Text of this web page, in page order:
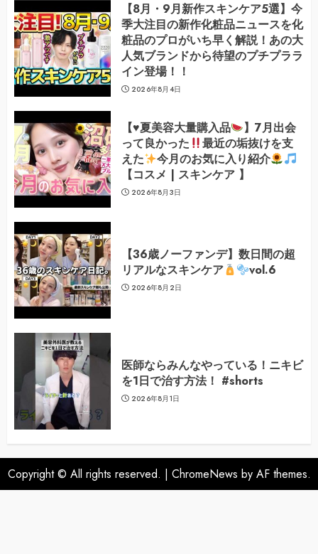
【8月・9月新作スキンケア5選】今
季大注目の新作化粧品ニュースを化
粧品のプロがいち早く解説！あの大
人気ブランドから待望のプチプララ
イン登場！！
2026年8月4日
【♥️夏美容大量購入品
】7月出会
って良かった
最近の垢抜けを支
えた
今月のお気に入り紹介
【コスメ | スキンケア 】
2026年8月3日
【36歳ノーファンデ】数日間の超
リアルなスキンケア
vol.6
2026年8月2日
医師ならみんなやっている！ニキビ
を1日で治す方法！ #shorts
2026年8月1日
Copyright © All rights reserved. | ChromeNews by AF themes.